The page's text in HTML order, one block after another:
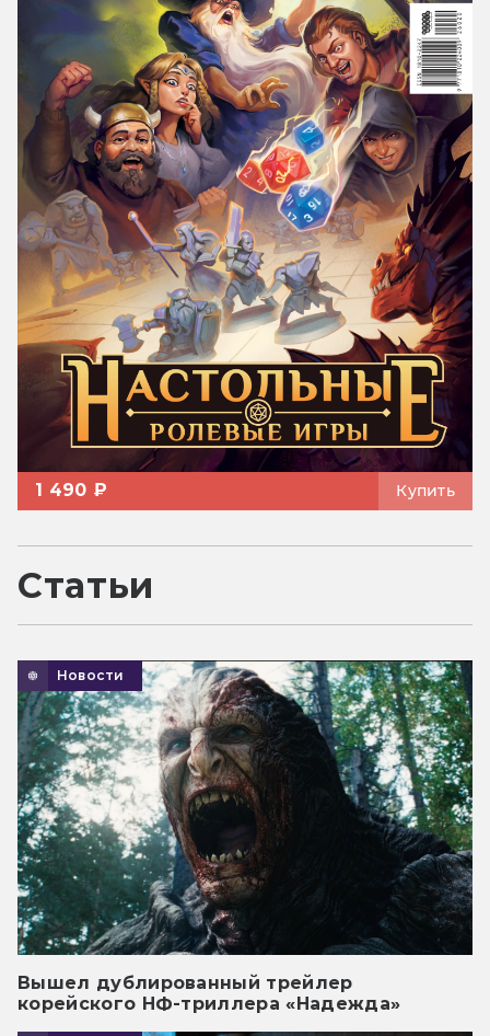
1 490 ₽ Купить
Статьи
Новости
Вышел дублированный трейлер
корейского НФ-триллера «Надежда»